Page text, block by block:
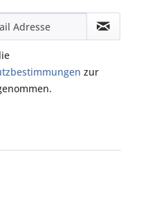
zur